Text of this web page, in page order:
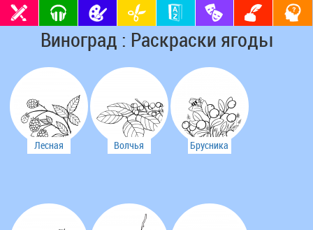
Виноград : Раскраски ягоды
Лесная
Волчья
Брусника